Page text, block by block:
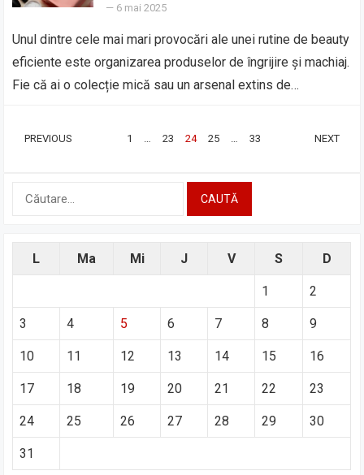
— 6 mai 2025
Unul dintre cele mai mari provocări ale unei rutine de beauty
eficiente este organizarea produselor de îngrijire și machiaj.
Fie că ai o colecție mică sau un arsenal extins de…
PAGINAȚIE
PREVIOUS 1 23 24 25 33 NEXT
L Ma Mi J V S D
1 2
3 4 5 6 7 8 9
10 11 12 13 14 15 16
17 18 19 20 21 22 23
24 25 26 27 28 29 30
31